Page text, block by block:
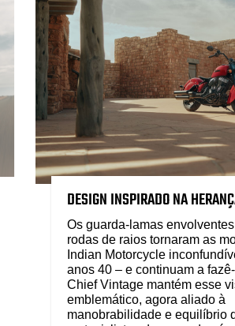
DESIGN INSPIRADO NA
Os guarda-lamas
rodas de raios tornaram as
Indian Motorcycle
anos 40 – e continuam a
Chief Vintage mantém esse
emblemático, agora aliado à
manobrabilidade e equilíbrio